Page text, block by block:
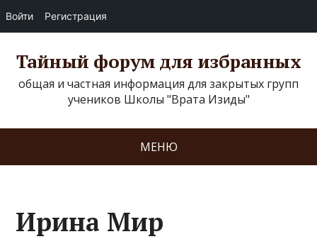
Войти Регистрация
Тайный форум для избранных
общая и частная информация для закрытых групп
учеников Школы "Врата Изиды"
МЕНЮ
Ирина Мир